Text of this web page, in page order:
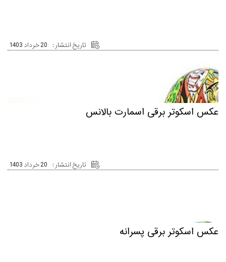
تاریخ انتشار : 20 خرداد 1403
عکس اسکوتر برقی اسمارت بالانس
تاریخ انتشار : 20 خرداد 1403
عکس اسکوتر برقی پسرانه